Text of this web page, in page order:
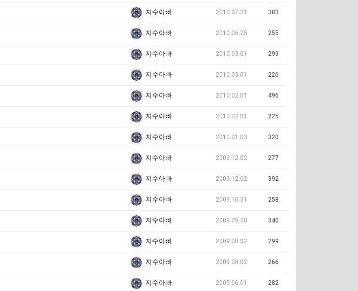
지수아빠 2010.07.31 383
지수아빠 2010.06.25 255
지수아빠 2010.03.01 299
지수아빠 2010.03.01 226
지수아빠 2010.02.01 496
지수아빠 2010.02.01 225
지수아빠 2010.01.03 320
지수아빠 2009.12.02 277
지수아빠 2009.12.02 392
지수아빠 2009.10.31 258
지수아빠 2009.09.30 340
지수아빠 2009.08.02 299
지수아빠 2009.08.02 266
지수아빠 2009.06.01 282